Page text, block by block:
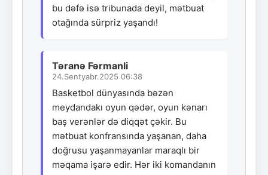
bu dəfə isə tribunada deyil, mətbuat
otağında sürpriz yaşandı!
Təranə Fərmanli
24.Sentyabr.2025 06:38
Basketbol dünyasında bəzən
meydandakı oyun qədər, oyun kənarı
baş verənlər də diqqət çəkir. Bu
mətbuat konfransında yaşanan, daha
doğrusu yaşanmayanlar maraqlı bir
məqama işarə edir. Hər iki komandanın